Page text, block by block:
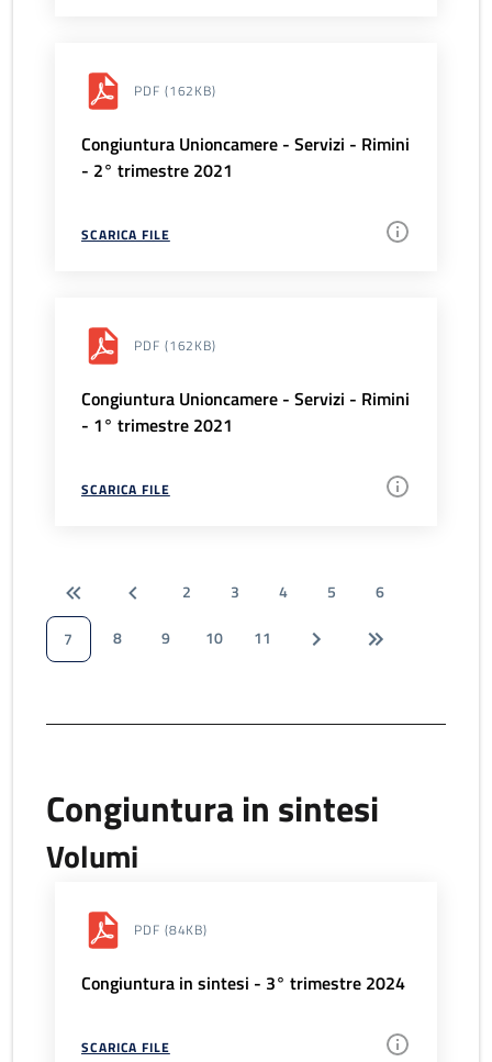
PDF (162KB)
Congiuntura Unioncamere - Servizi - Rimini
- 2° trimestre 2021
SCARICA FILE
PDF (162KB)
Congiuntura Unioncamere - Servizi - Rimini
- 1° trimestre 2021
SCARICA FILE
2 3 4 5
6
7
8 9 10 11
Congiuntura in sintesi
Volumi
PDF (84KB)
Congiuntura in sintesi - 3° trimestre 2024
SCARICA FILE